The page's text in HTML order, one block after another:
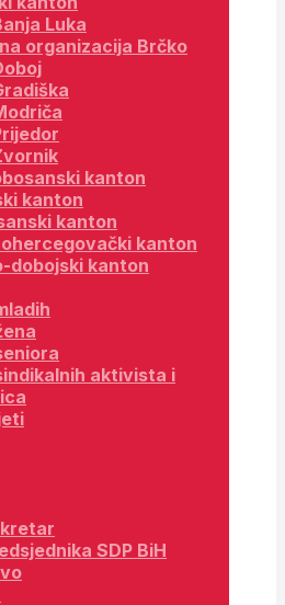
Luka
organizacija Brčko
kanton
kanton
kanton
kanton
dobojski kanton
aktivista i
SDP BiH